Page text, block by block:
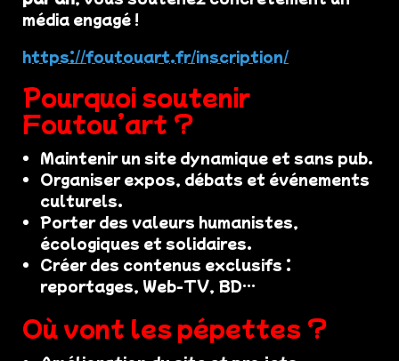
média engagé !
https://foutouart.fr/inscription/
Pourquoi soutenir
Foutou’art ?
Maintenir un site dynamique et sans pub.
Organiser expos, débats et événements
culturels.
Porter des valeurs humanistes,
écologiques et solidaires.
Créer des contenus exclusifs :
reportages, Web-TV, BD…
Où vont les pépettes ?